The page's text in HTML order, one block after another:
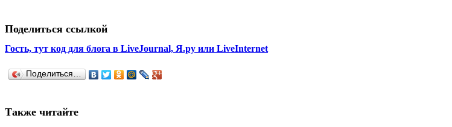
Поделиться ссылкой
Гость, тут код для блога в LiveJournal, Я.ру или LiveInternet
Поделиться…
Также читайте